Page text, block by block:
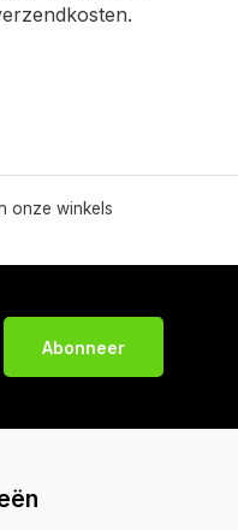
onze winkels
Abonneer